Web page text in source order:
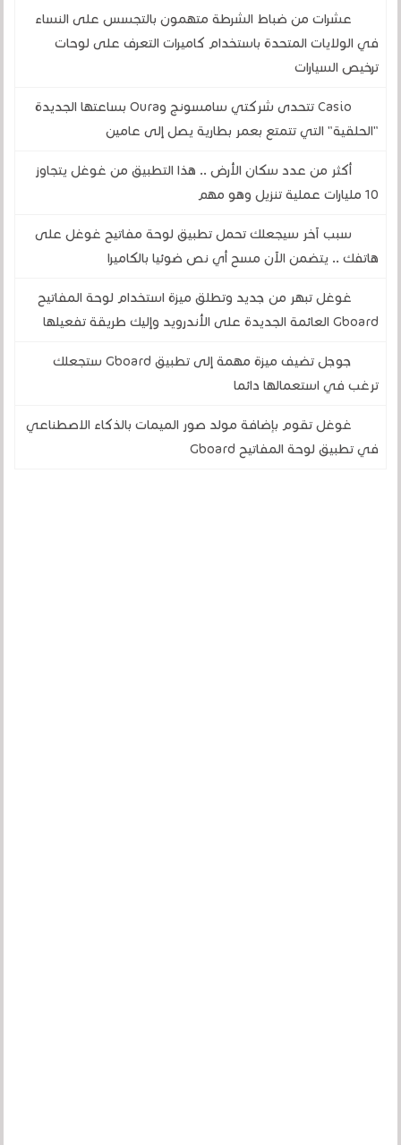
عشرات من ضباط الشرطة متهمون بالتجسس على النساء
في الولايات المتحدة باستخدام كاميرات التعرف على لوحات
ترخيص السيارات
Casio تتحدى شركتي سامسونج وOura بساعتها الجديدة
"الحلقية" التي تتمتع بعمر بطارية يصل إلى عامين
أكثر من عدد سكان الأرض .. هذا التطبيق من غوغل يتجاوز
10 مليارات عملية تنزيل وهو مهم
سبب آخر سيجعلك تحمل تطبيق لوحة مفاتيح غوغل على
هاتفك .. يتضمن الآن مسح أي نص ضوئيا بالكاميرا
غوغل تبهر من جديد وتطلق ميزة استخدام لوحة المفاتيح
Gboard العائمة الجديدة على الأندرويد وإليك طريقة تفعيلها
جوجل تضيف ميزة مهمة إلى تطبيق Gboard ستجعلك
ترغب في استعمالها دائما
غوغل تقوم بإضافة مولد صور الميمات بالذكاء الاصطناعي
في تطبيق لوحة المفاتيح Gboard